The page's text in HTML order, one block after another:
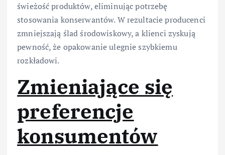
świeżość produktów, eliminując potrzebę
stosowania konserwantów. W rezultacie producenci
zmniejszają ślad środowiskowy, a klienci zyskują
pewność, że opakowanie ulegnie szybkiemu
rozkładowi.
Zmieniające się
preferencje
konsumentów